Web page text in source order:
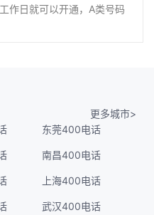
作日就可以开通，A类号码
更多城市>
东莞400电话
南昌400电话
上海400电话
武汉400电话